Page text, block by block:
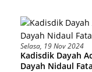
Selasa, 19 Nov 2024
Kadisdik Dayah
Dayah Nidaul Fata